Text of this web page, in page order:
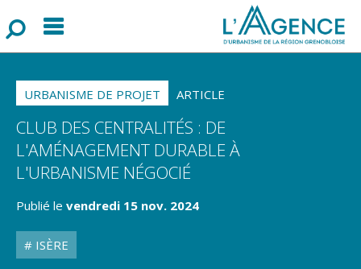
Menu
URBANISME DE PROJET ARTICLE
CLUB DES CENTRALITÉS : DE
L'AMÉNAGEMENT DURABLE À
L'URBANISME NÉGOCIÉ
Publié le vendredi 15 nov. 2024
ISÈRE